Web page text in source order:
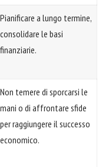
Pianificare a lungo termine,
consolidare le basi
finanziarie.
Non temere di sporcarsi le
mani o di affrontare sfide
per raggiungere il successo
economico.